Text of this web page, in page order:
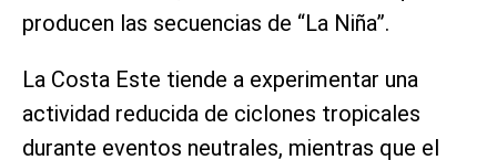
producen las secuencias de “La Niña”.
La Costa Este tiende a experimentar una
actividad reducida de ciclones tropicales
durante eventos neutrales, mientras que el